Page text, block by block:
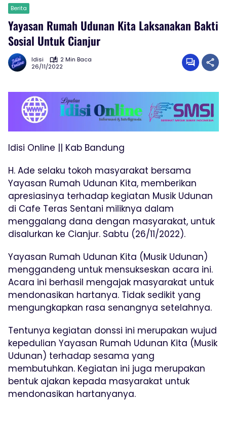
Berita
Yayasan Rumah Udunan Kita Laksanakan Bakti
Sosial Untuk Cianjur
Idisi
2 Min Baca
26/11/2022
Idisi Online || Kab Bandung
H. Ade selaku tokoh masyarakat bersama
Yayasan Rumah Udunan Kita, memberikan
apresiasinya terhadap kegiatan Musik Udunan
di Cafe Teras Sentani miliknya dalam
menggalang dana dengan masyarakat, untuk
disalurkan ke Cianjur. Sabtu (26/11/2022).
Yayasan Rumah Udunan Kita (Musik Udunan)
menggandeng untuk mensukseskan acara ini.
Acara ini berhasil mengajak masyarakat untuk
mendonasikan hartanya. Tidak sedikit yang
mengungkapkan rasa senangnya setelahnya.
Tentunya kegiatan donssi ini merupakan wujud
kepedulian Yayasan Rumah Udunan Kita (Musik
Udunan) terhadap sesama yang
membutuhkan. Kegiatan ini juga merupakan
bentuk ajakan kepada masyarakat untuk
mendonasikan hartanyanya.